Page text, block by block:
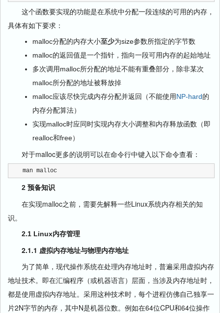
这个函数要实现的功能是在系统中分配一段连续的可用的内存，
具体有如下要求：
malloc分配的内存大小至少为size参数所指定的字节数
malloc的返回值是一个指针，指向一段可用内存的起始地址
多次调用malloc所分配的地址不能有重叠部分，除非某次
malloc所分配的地址被释放掉
malloc应该尽快完成内存分配并返回（不能使用NP-hard的
内存分配算法）
实现malloc时应同时实现内存大小调整和内存释放函数（即
realloc和free）
对于malloc更多的说明可以在命令行中键入以下命令查看：
man malloc
2 预备知识
在实现malloc之前，需要先解释一些Linux系统内存相关的知
识。
2.1 Linux内存管理
2.1.1 虚拟内存地址与物理内存地址
为了简单，现代操作系统在处理内存地址时，普遍采用虚拟内存
地址技术。即在汇编程序（或机器语言）层面，当涉及内存地址时，
都是使用虚拟内存地址。采用这种技术时，每个进程仿佛自己独享一
片2N字节的内存，其中N是机器位数。例如在64位CPU和64位操作